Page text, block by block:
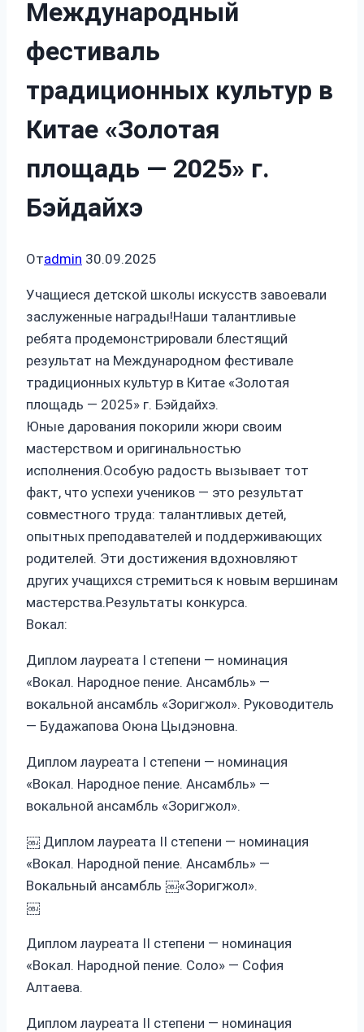
Международный
фестиваль
традиционных культур в
Китае «Золотая
площадь — 2025» г.
Бэйдайхэ
Отadmin 30.09.2025
Учащиеся детской школы искусств завоевали
заслуженные награды!Наши талантливые
ребята продемонстрировали блестящий
результат на Международном фестивале
традиционных культур в Китае «Золотая
площадь — 2025» г. Бэйдайхэ.
Юные дарования покорили жюри своим
мастерством и оригинальностью
исполнения.Особую радость вызывает тот
факт, что успехи учеников — это результат
совместного труда: талантливых детей,
опытных преподавателей и поддерживающих
родителей. Эти достижения вдохновляют
других учащихся стремиться к новым вершинам
мастерства.Результаты конкурса.
Вокал:
Диплом лауреата I степени — номинация
«Вокал. Народное пение. Ансамбль» —
вокальной ансамбль «Зоригжол». Руководитель
— Будажапова Оюна Цыдэновна.
Диплом лауреата I степени — номинация
«Вокал. Народное пение. Ансамбль» —
вокальной ансамбль «Зоригжол».
￼ Диплом лауреата II степени — номинация
«Вокал. Народной пение. Ансамбль» —
Вокальный ансамбль ￼«Зоригжол».
￼
Диплом лауреата II степени — номинация
«Вокал. Народной пение. Соло» — София
Алтаева.
Диплом лауреата II степени — номинация